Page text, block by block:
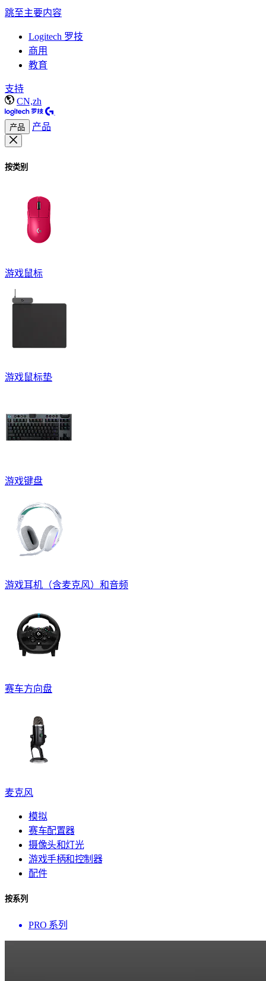
跳至主要内容
Logitech 罗技
商用
教育
支持
CN,zh
产品 产品
按类别
游戏鼠标
游戏鼠标垫
游戏键盘
游戏耳机（含麦克风）和音频
赛车方向盘
麦克风
模拟
赛车配置器
摄像头和灯光
游戏手柄和控制器
配件
按系列
PRO 系列